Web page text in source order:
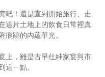
吧！還是直到開始旅行、走
這片土地上的飲食日常裡真
跡的內蘊華光。
上，雖是古早仕紳家宴與市
一點。